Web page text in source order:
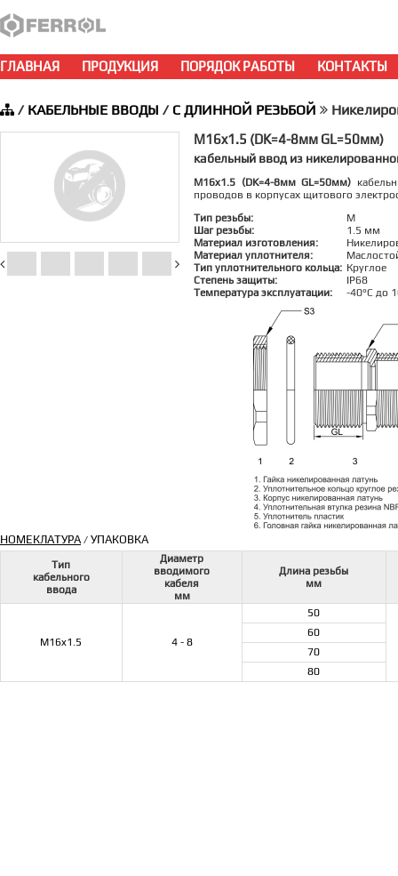
ГЛАВНАЯ ПРОДУКЦИЯ ПОРЯДОК РАБОТЫ КОНТАКТЫ
/ КАБЕЛЬНЫЕ ВВОДЫ / С ДЛИННОЙ РЕЗЬБОЙ
M16x1.5 (DK=4-8мм GL=50мм)
кабельный ввод из
M16x1.5 (DK=4-8мм GL=50мм)
проводов в корпусах щитового
Тип резьбы:
M
Шаг резьбы:
1.5 мм
Материал изготовления:
Материал уплотнителя:
Тип уплотнительного кольца: Круглое
Степень защиты:
IP68
Температура эксплуатации:
-40°C до
НОМЕКЛАТУРА/ УПАКОВКА
Тип
кабельного
ввода
Диаметр
вводимого
кабеля
мм
Длина резьбы
мм
M16x1.5 4 - 8
50
60
70
80